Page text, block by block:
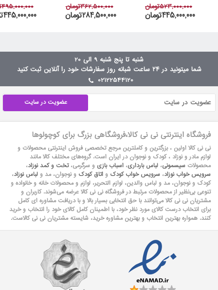
523,000,000تومان
445,000,000تومان
362,500,000تومان
284,500,000تومان
495,000,000تومان
445,000,000تومان
شنبه تا پنج شنبه 9 الی 20
شما میتونید در ۲۴ ساعت شبانه روز سفارشات خود را آنلاین ثبت کنید
02122544120
عضویت در سایت
فروشگاه اینترنتی نی نی کالا،فروشگاهی بزرگ برای کوچولوها
نی نی کالا اولین ، بزرگترین و کاملترین مرجع تخصصی فروش اینترنتی محصولات و
لوازم مادر و نوزاد ، کودک و نوجوان در ایران است. گروه‏‏‌های مختلف کالا مانند
محصولات سیسمونی، لباس بارداری، اسباب بازی و سرگرمی،تخت و کمد نوزاد،
سرویس خواب نوزاد، سرویس خواب کودک و اتاق کودک و نوجوان، مد و لباس نوزاد،
کودک و نوجوان، مد و لباس والدین، لوازم التحریر، لوازم و محصولات خانه و خانواده و
تنوعی بی‌نظیر از محصولات مرتبط در فروشگاه نی نی کالا عرضه می‏‏‏‌شوند. کاربران و
مشتریان نی نی‌ کالا می‏‏‌توانند با حق انتخابی بسیار بالا و با دریافت مشاوره ای کامل
برای انتخاب درست کالای مورد نظر خود، با اطمینان کامل کالای خود را انتخاب و خرید
کنند. همواره بهترین انتخاب و بهترین مشاوره خرید، شایسته مشتریان نی نی کالاست.